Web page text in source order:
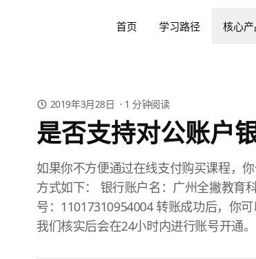
首页 学习路径 核心产
2019年3月28日 · 1 分钟阅读
是否支持对公账户
如果你不方便通过在线支付购买课程，
方式如下： 银行账户名：广州全撇教育
号：11017310954004 转账成功后，你
我们核实后会在24小时内进行账号开通。